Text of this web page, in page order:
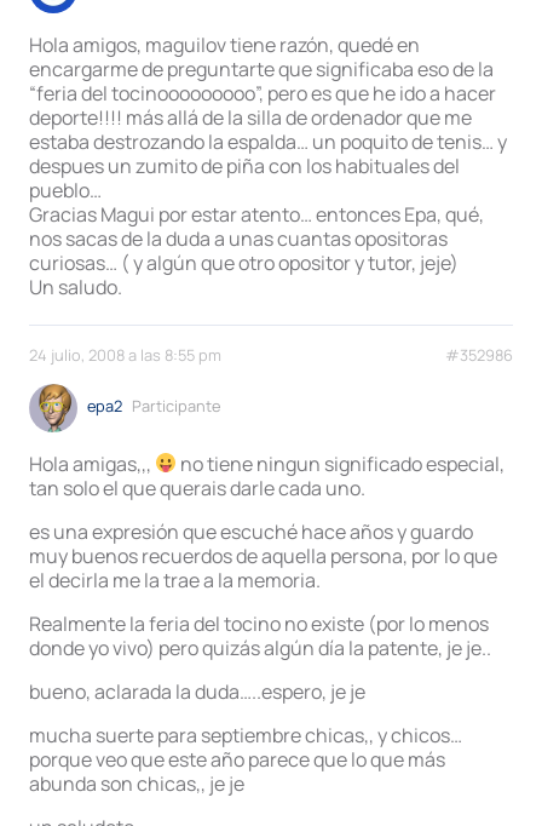
Hola amigos, maguilov tiene razón, quedé en
encargarme de preguntarte que significaba eso de la
“feria del tocinooooooooo”, pero es que he ido a hacer
deporte!!!! más allá de la silla de ordenador que me
estaba destrozando la espalda… un poquito de tenis… y
despues un zumito de piña con los habituales del
pueblo…
Gracias Magui por estar atento… entonces Epa, qué,
nos sacas de la duda a unas cuantas opositoras
curiosas… ( y algún que otro opositor y tutor, jeje)
Un saludo.
24 julio, 2008 a las 8:55 pm #352986
epa2 Participante
Hola amigas,,,
no tiene ningun significado especial,
tan solo el que querais darle cada uno.
es una expresión que escuché hace años y guardo
muy buenos recuerdos de aquella persona, por lo que
el decirla me la trae a la memoria.
Realmente la feria del tocino no existe (por lo menos
donde yo vivo) pero quizás algún día la patente, je je..
bueno, aclarada la duda…..espero, je je
mucha suerte para septiembre chicas,, y chicos…
porque veo que este año parece que lo que más
abunda son chicas,, je je